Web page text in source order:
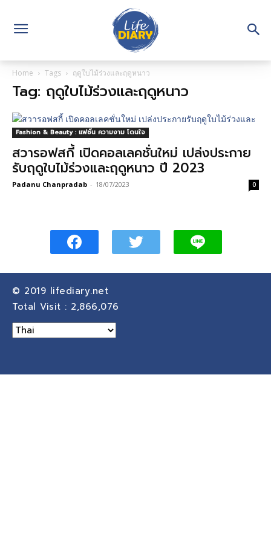
Home Tags ฤดูใบไม้ร่วงและฤดูหนาว
Tag: ฤดูใบไม้ร่วงและฤดูหนาว
Fashion & Beauty : แฟชั่น ความงาม โดนใจ
สวารอฟสกี้ เปิดคอลเลคชั่นใหม่ เปล่งประกาย
รับฤดูใบไม้ร่วงและฤดูหนาว ปี 2023
Padanu Chanpradab - 18/07/2023 0
© 2019 lifediary.net
Total Visit : 2,866,076